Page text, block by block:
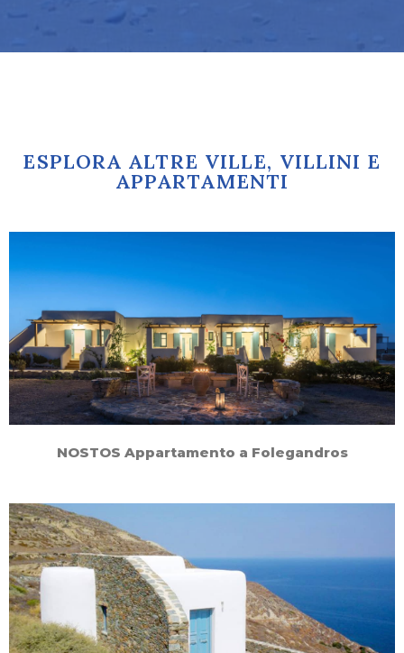
ESPLORA ALTRE VILLE, VILLINI E
APPARTAMENTI
NOSTOS Appartamento a Folegandros